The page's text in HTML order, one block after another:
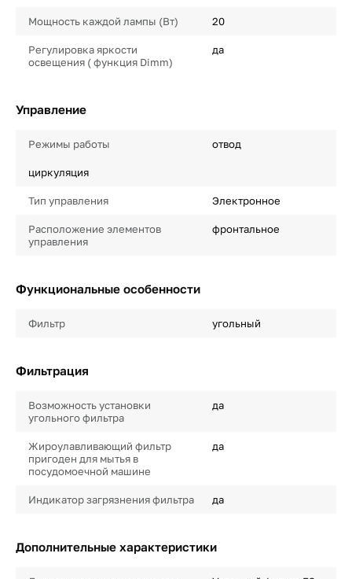
Мощность каждой лампы (Вт) 20
Регулировка яркости
освещения ( функция Dimm)
да
Управление
Режимы работы отвод
циркуляция
Тип управления Электронное
Расположение элементов
управления
фронтальное
Функциональные особенности
Фильтр угольный
Фильтрация
Возможность установки
угольного фильтра
да
Жироулавливающий фильтр
пригоден для мытья в
посудомоечной машине
да
Индикатор загрязнения фильтра да
Дополнительные характеристики